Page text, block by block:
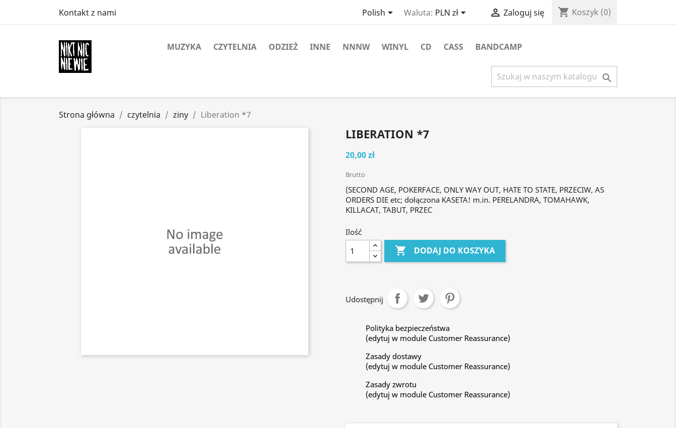
Kontakt z nami Polish Waluta: PLN zł  Zaloguj się shopping_cart Koszyk (0)
MUZYKA CZYTELNIA ODZIEŻ INNE NNNW WINYL CD CASS BANDCAMP

Strona główna czytelnia ziny Liberation *7
LIBERATION *7
20,00 zł
Brutto
(SECOND AGE, POKERFACE, ONLY WAY OUT, HATE TO STATE, PRZECIW, AS
ORDERS DIE etc; dołączona KASETA! m.in. PERELANDRA, TOMAHAWK,
KILLACAT, TABUT, PRZEC
Ilość
 DODAJ DO KOSZYKA
Udostępnij
Polityka bezpieczeństwa
(edytuj w module Customer Reassurance)
Zasady dostawy
(edytuj w module Customer Reassurance)
Zasady zwrotu
(edytuj w module Customer Reassurance)